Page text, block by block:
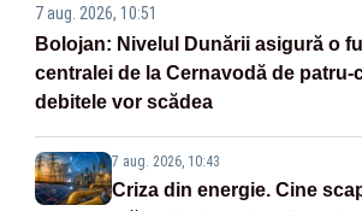
7 aug. 2026, 10:51
Bolojan: Nivelul Dunării asigură o
centralei de la Cernavodă de patru-
debitele vor scădea
7 aug. 2026, 10:43
Criza din energie. Cine